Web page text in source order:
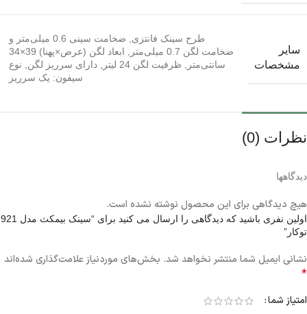
سایر
مشخصات
طرح سینک فانتزی
ضخامت سینی 0.6 میلی‌متر و
ضخامت لگن 0.7 میلی‌متر
ابعاد لگن (عرض×پهنا) 39×34
سانتی‌متر
ظرفیت لگن 24 لیتر دارای سرریز لگن
نوع
سیفون: یک سرریز
نظرات (0)
دیدگاهها
هیچ دیدگاهی برای این محصول نوشته نشده است.
اولین نفری باشید که دیدگاهی را ارسال می کنید برای “سینک بیمکث مدل 921
توکار”
نشانی ایمیل شما منتشر نخواهد شد. بخش‌های موردنیاز علامت‌گذاری شده‌اند
*
امتیاز شما